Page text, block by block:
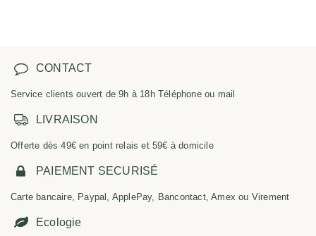
CONTACT
Service clients ouvert de 9h à 18h Téléphone ou mail
LIVRAISON
Offerte dès 49€ en point relais et 59€ à domicile
PAIEMENT SECURISÉ
Carte bancaire, Paypal, ApplePay, Bancontact, Amex ou Virement
Ecologie